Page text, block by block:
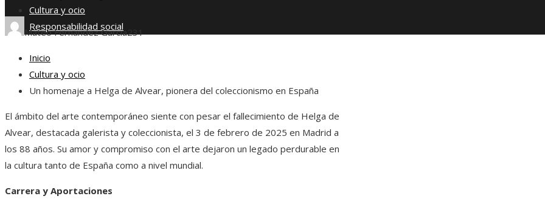
Cultura y ocio
Responsabilidad social
Mateo Fernández García231
Inicio
Cultura y ocio
Un homenaje a Helga de Alvear, pionera del coleccionismo en España
El ámbito del arte contemporáneo siente con pesar el fallecimiento de Helga de
Alvear, destacada galerista y coleccionista, el 3 de febrero de 2025 en Madrid a
los 88 años. Su amor y compromiso con el arte dejaron un legado perdurable en
la cultura tanto de España como a nivel mundial.
Carrera y Aportaciones